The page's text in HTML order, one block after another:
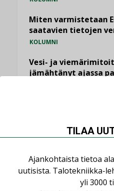
Miten varmistetaan
saatavien tietojen
KOLUMNI
Vesi- ja
jämähtänyt ajassa
NIMITYKSET
TILAA
Ajankohtaista tietoa
uutisista. Talotekniikka-
yli 3000